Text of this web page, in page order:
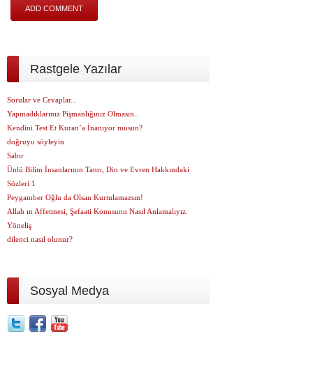
Rastgele Yazılar
Sorular ve Cevaplar...
Yapmadıklarınız Pişmanlığınız Olmasın..
Kendini Test Et Kuran’a İnanıyor musun?
doğruyu söyleyin
Sabır
Ünlü Bilim İnsanlarının Tanrı, Din ve Evren Hakkındaki
Sözleri 1
Peygamber Oğlu da Olsan Kurtulamazsın!
Allah ın Affetmesi, Şefaati Konusunu Nasıl Anlamalıyız.
Yöneliş
dilenci nasıl olunur?
Sosyal Medya